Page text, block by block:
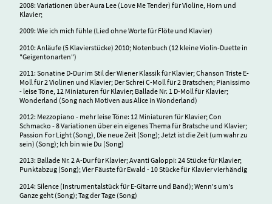
2008: Variationen über Aura Lee (Love Me Tender) für Violine, Horn und
Klavier;
2009: Wie ich mich fühle (Lied ohne Worte für Flöte und Klavier)
2010: Anläufe (5 Klavierstücke) 2010; Notenbuch (12 kleine Violin-Duette in
"Geigentonarten")
2011: Sonatine D-Dur im Stil der Wiener Klassik für Klavier; Chanson Triste E-
Moll für 2 Violinen und Klavier; Der Schrei C-Moll für 2 Bratschen; Pianissimo
- leise Töne, 12 Miniaturen für Klavier; Ballade Nr. 1 D-Moll für Klavier;
Wonderland (Song nach Motiven aus Alice in Wonderland)
2012: Mezzopiano - mehr leise Töne: 12 Miniaturen für Klavier; Con
Schmacko - 8 Variationen über ein eigenes Thema für Bratsche und Klavier;
Passion For Light (Song), Die neue Zeit (Song); Jetzt ist die Zeit (um wahr zu
sein) (Song); Ich bin wie Du (Song)
2013: Ballade Nr. 2 A-Dur für Klavier; Avanti Galoppi: 24 Stücke für Klavier;
Punktabzug (Song); Vier Fäuste für Ewald - 10 Stücke für Klavier vierhändig
2014: Silence (Instrumentalstück für E-Gitarre und Band); Wenn's um's
Ganze geht (Song); Tag der Tage (Song)